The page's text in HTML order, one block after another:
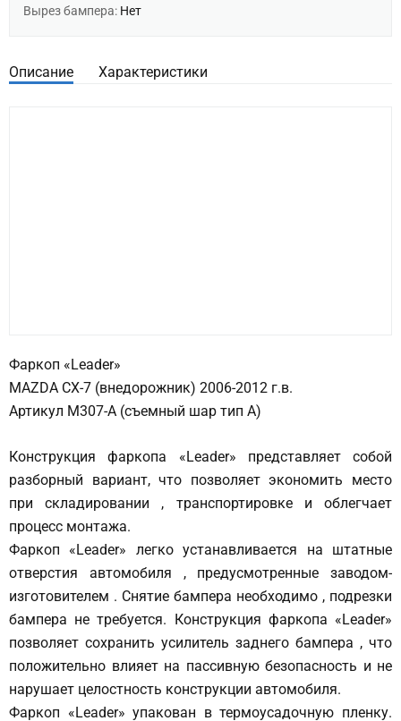
Вырез бампера: Нет
Описание Характеристики
Фаркоп «Leader»
MAZDA CX-7 (внедорожник) 2006-2012 г.в.
Артикул M307-A (съемный шар тип А)
Конструкция фаркопа «Leader» представляет собой
разборный вариант, что позволяет экономить место
при складировании , транспортировке и облегчает
процесс монтажа.
Фаркоп «Leader» легко устанавливается на штатные
отверстия автомобиля , предусмотренные заводом-
изготовителем . Снятие бампера необходимо , подрезки
бампера не требуется. Конструкция фаркопа «Leader»
позволяет сохранить усилитель заднего бампера , что
положительно влияет на пассивную безопасность и не
нарушает целостность конструкции автомобиля.
Фаркоп «Leader» упакован в термоусадочную пленку.